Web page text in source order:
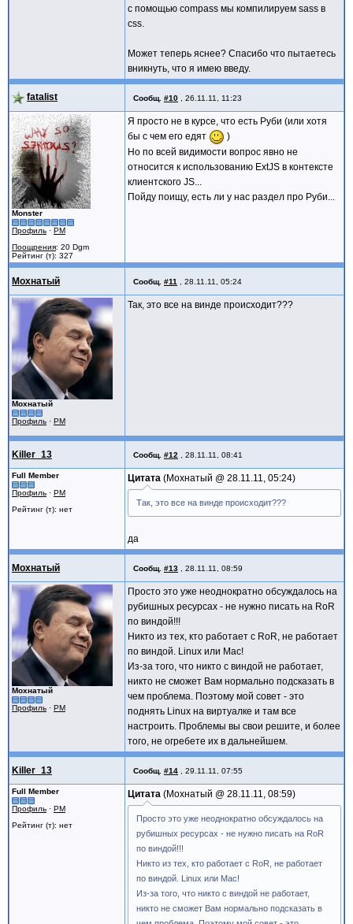
с помощью compass мы компилируем sass в
css.
Может теперь яснее? Спасибо что пытаетесь
вникнуть, что я имею введу.
fatalist Сообщ. #10 26.11.11, 11:23
Monster
Профиль · PM
Поощрения: 20 Dgm
Рейтинг (т): 327
Я просто не в курсе, что есть Руби (или хотя
бы с чем его едят
)
Но по всей видимости вопрос явно не
относится к использованию ExtJS в контексте
клиентского JS...
Пойду поищу, есть ли у нас раздел про Руби...
Мохнатый Сообщ. #11 28.11.11, 05:24
Мохнатый
Профиль · PM
Так, это все на винде происходит???
Killer_13 Сообщ. #12 28.11.11, 08:41
Full Member
Профиль · PM
Рейтинг (т): нет
Цитата Мохнатый @ 28.11.11, 05:24
Так, это все на винде происходит???
да
Мохнатый Сообщ. #13 28.11.11, 08:59
Мохнатый
Профиль · PM
Просто это уже неоднократно обсуждалось на
рубишных ресурсах - не нужно писать на RoR
по виндой!!!
Никто из тех, кто работает с RoR, не работает
по виндой. Linux или Mac!
Из-за того, что никто с виндой не работает,
никто не сможет Вам нормально подсказать в
чем проблема. Поэтому мой совет - это
поднять Linux на виртуалке и там все
настроить. Проблемы вы свои решите, и более
того, не огребете их в дальнейшем.
Killer_13 Сообщ. #14 29.11.11, 07:55
Full Member
Профиль · PM
Рейтинг (т): нет
Цитата Мохнатый @ 28.11.11, 08:59
Просто это уже неоднократно обсуждалось на
рубишных ресурсах - не нужно писать на RoR
по виндой!!!
Никто из тех, кто работает с RoR, не работает
по виндой. Linux или Mac!
Из-за того, что никто с виндой не работает,
никто не сможет Вам нормально подсказать в